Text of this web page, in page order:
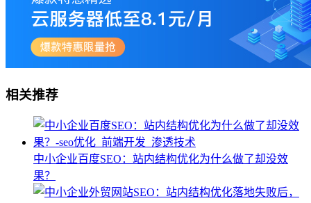
相关推荐
中小企业百度SEO：站内结构优化为什么做了却没效
果？